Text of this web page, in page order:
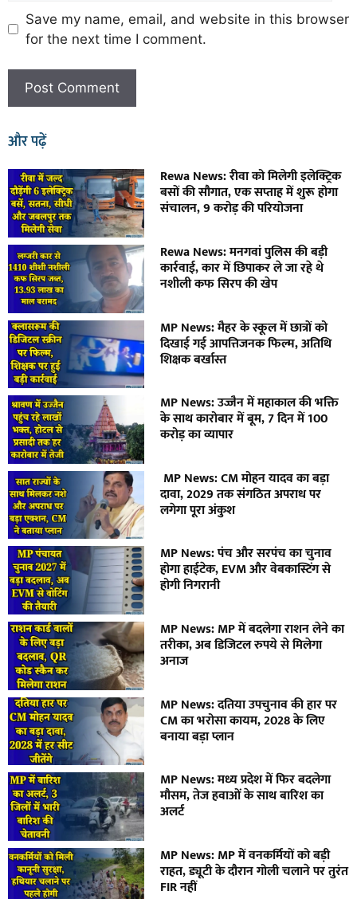
Save my name, email, and website in this browser
for the next time I comment.
और पढ़ें
Rewa News: रीवा को मिलेगी इलेक्ट्रिक
बसों की सौगात, एक सप्ताह में शुरू होगा
संचालन, 9 करोड़ की परियोजना
Rewa News: मनगवां पुलिस की बड़ी
कार्रवाई, कार में छिपाकर ले जा रहे थे
नशीली कफ सिरप की खेप
MP News: मैहर के स्कूल में छात्रों को
दिखाई गई आपत्तिजनक फिल्म, अतिथि
शिक्षक बर्खास्त
MP News: उज्जैन में महाकाल की भक्ति
के साथ कारोबार में बूम, 7 दिन में 100
करोड़ का व्यापार
MP News: CM मोहन यादव का बड़ा
दावा, 2029 तक संगठित अपराध पर
लगेगा पूरा अंकुश
MP News: पंच और सरपंच का चुनाव
होगा हाईटेक, EVM और वेबकास्टिंग से
होगी निगरानी
MP News: MP में बदलेगा राशन लेने का
तरीका, अब डिजिटल रुपये से मिलेगा
अनाज
MP News: दतिया उपचुनाव की हार पर
CM का भरोसा कायम, 2028 के लिए
बनाया बड़ा प्लान
MP News: मध्य प्रदेश में फिर बदलेगा
मौसम, तेज हवाओं के साथ बारिश का
अलर्ट
MP News: MP में वनकर्मियों को बड़ी
राहत, ड्यूटी के दौरान गोली चलाने पर तुरंत
FIR नहीं